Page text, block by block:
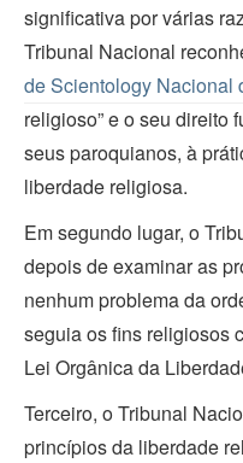
significativa por várias
Tribunal Nacional
de Scientology Nacional
religioso” e o seu direito
seus paroquianos, à
liberdade religiosa.
Em segundo lugar, o
depois de examinar as
nenhum problema da
seguia os fins religiosos
Lei Orgânica da
Terceiro, o Tribunal
princípios da liberdade